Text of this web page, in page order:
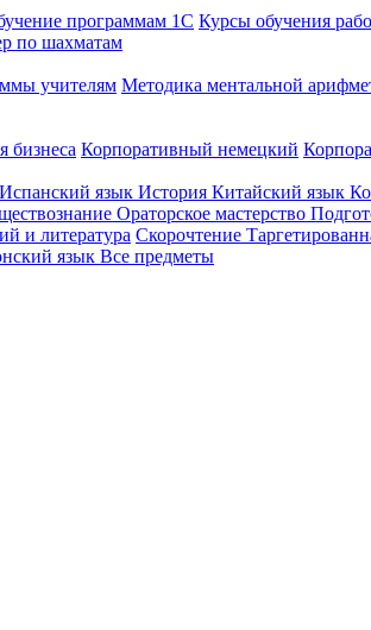
программам 1С Курсы обучения
по шахматам
учителям Методика ментальной
бизнеса Корпоративный немецкий
Испанский язык История Китайский язык
Ораторское мастерство
и литература Скорочтение
язык Все предметы